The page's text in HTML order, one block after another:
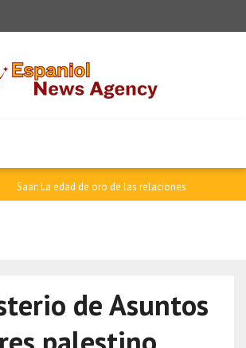
Saar: La edad de oro de las relaciones
de Asuntos